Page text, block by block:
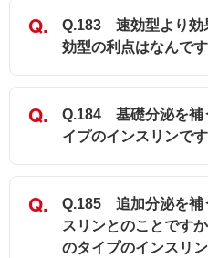
Q.183 速効型より効
効型の利点はなんで
Q.184 基礎分泌を補
イプのインスリンで
Q.185 追加分泌を補
スリンとのことです
のタイプのインスリ